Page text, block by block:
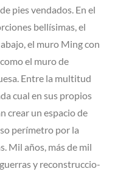
pies vendados. En el
bellísimas, el
el muro Ming con
el muro de
Entre la multitud
cual en sus propios
crear un espacio de
perímetro por la
Mil años, más de mil
y reconstruccio­